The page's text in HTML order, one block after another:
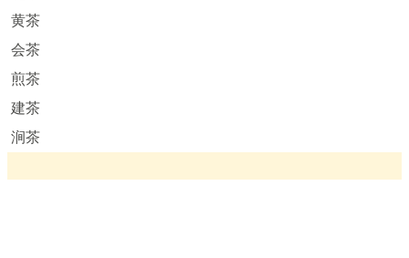
黄茶
会茶
煎茶
建茶
涧茶